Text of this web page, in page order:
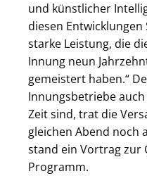
und künstlicher
diesen
starke Leistung, die
Innung neun
gemeistert haben.“
Innungsbetriebe
Zeit sind, trat die
gleichen Abend noch
stand ein Vortrag zur
Programm.